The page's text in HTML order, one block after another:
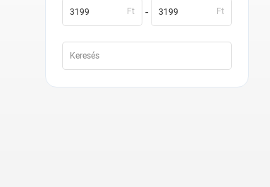
Ft - Ft